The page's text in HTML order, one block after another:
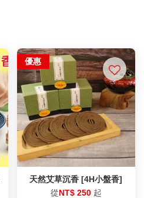
優惠
天然艾草沉香 [4H小盤香]
從NT$ 250 起